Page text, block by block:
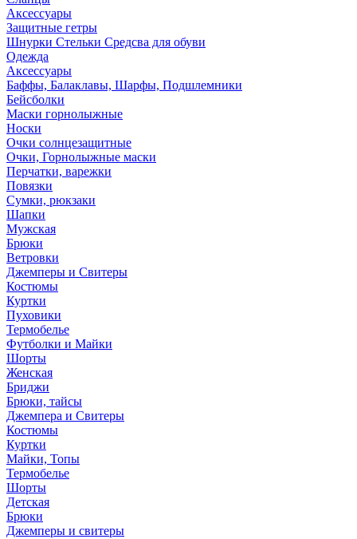
Аксессуары
Защитные гетры
Шнурки Стельки Средсва для обуви
Одежда
Аксессуары
Баффы, Балаклавы, Шарфы, Подшлемники
Бейсболки
Маски горнолыжные
Носки
Очки солнцезащитные
Очки, Горнолыжные маски
Перчатки, варежки
Повязки
Сумки, рюкзаки
Шапки
Мужская
Брюки
Ветровки
Джемперы и Свитеры
Костюмы
Куртки
Пуховики
Термобелье
Футболки и Майки
Шорты
Женская
Бриджи
Брюки, тайсы
Джемпера и Свитеры
Костюмы
Куртки
Майки, Топы
Термобелье
Шорты
Детская
Брюки
Джемперы и свитеры